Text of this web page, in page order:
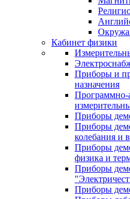
Кабинет физики
Приборы и
назначения
Программно-
Приборы
Приборы
колебания и
Приборы
физика и
Приборы
Приборы